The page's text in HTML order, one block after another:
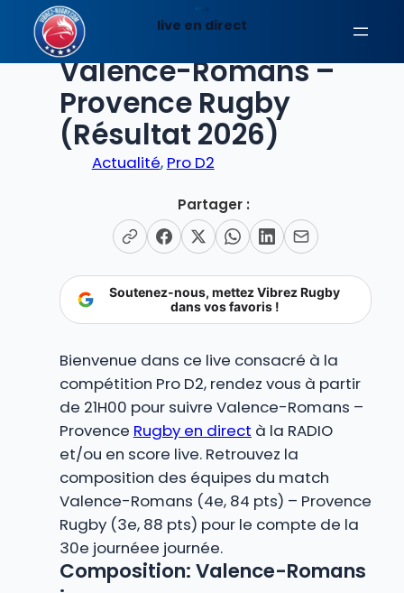
contenu
EN DIRECT
Valence-Romans –
Provence Rugby
(Résultat 2026)
Actualité, Pro D2
Partager :
Soutenez-nous, mettez Vibrez Rugby
dans vos favoris !
Bienvenue dans ce live consacré à la
compétition Pro D2, rendez vous à partir
de 21H00 pour suivre Valence-Romans –
Provence Rugby en direct à la RADIO
et/ou en score live. Retrouvez la
composition des équipes du match
Valence-Romans (4e, 84 pts) – Provence
Rugby (3e, 88 pts) pour le compte de la
30e journéee journée.
Composition: Valence-Romans
live en direct